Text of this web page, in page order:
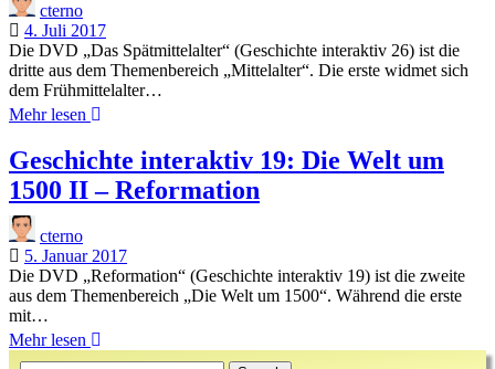
cterno
4. Juli 2017
Die DVD „Das Spätmittelalter“ (Geschichte interaktiv 26) ist die
dritte aus dem Themenbereich „Mittelalter“. Die erste widmet sich
dem Frühmittelalter…
Mehr lesen Geschichte
26:
Mittelalter
III
Spätmittelalter
Geschichte interaktiv 19: Die Welt um
1500 II – Reformation
cterno
5. Januar 2017
Die DVD „Reformation“ (Geschichte interaktiv 19) ist die zweite
aus dem Themenbereich „Die Welt um 1500“. Während die erste
mit…
Mehr lesen Geschichte
interaktiv
Sidebar